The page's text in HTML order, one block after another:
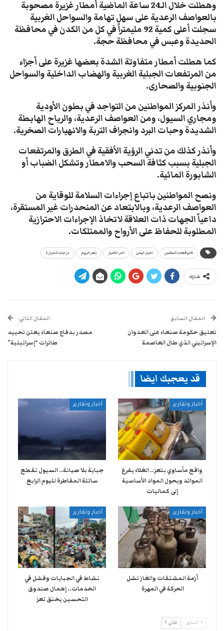
وهطلت خلال الـ24 ساعة الماضية أمطار غزيرة مصحوبة
بالعواصف الرعدية على سهل تهامة والسواحل الغربية
سجلت أعلى كمية 92 مليمتراً في كل من الكدن في محافظة
الحديدة وعبس في محافظة حجة.
كما هطلت أمطار متفاوتة الشدة بعضها غزيرة على أجزاء
من المرتفعات الجبلية الغربية والهضاب الداخلية والسواحل
الجنوبية والصحارى.
وأنذر المركز المواطنين من التواجد في بطون الأودية
ومجاري السيول، ومن العواصف الرعدية، والرياح الهابطة
الشديدة وحبات البرد وانجراف التربة والانهيارات الصخرية.
وأنذر كذلك من تدني الرؤية الأفقية في الطرق والمرتفعات
الجبلية بسبب كثافة السحب والامطار وتشكل الضباب أو
الشابورة المائية.
ونصح المواطنين باتباع إجراءات السلامة للوقاية من
العواصف الرعدية، وبالابتعاد عن المنحدرات غير المستقرة،
داعياً الجهات ذات العلاقة لاتخاذ الإجراءات الاحترازية
المطلوبة للحفاظ على الأرواح والممتلكات.
#توقعات الطقس اخبار اليمن اخر الاخبار تعز اليوم درجات الحرارة
شارك
المقال السابق
تعليق حكومة صنعاء على العدوان
الإسرائيلي الذي طال العاصمة
المقال التالي
مصدر بدفاع صنعاء يعلن تحييد
طائرات “إسرائيلية”
قد يعجبك ايضا
أخبار وتقارير
واقع مأساوي بتعز.. الغلاء يفرغ
الموائد ويحول المواد الأساسية
إلى كماليات
أخبار وتقارير
جباية بلا صيانة.. السيول تقطع
سائلة المقاطرة لليوم الرابع
أخبار وتقارير
أزمة المشتقات والغاز تشل
الحركة في المهرة ​
أخبار وتقارير
نشاط في الجبايات وفشل في
الخدمات.. إهمال صندوق
التحسين يخنق تعز
السابق التالي